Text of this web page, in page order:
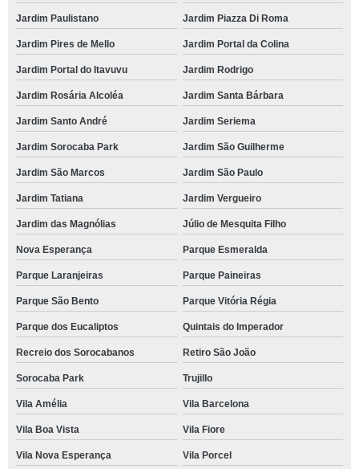
Jardim Paulistano Jardim Piazza Di Roma
Jardim Pires de Mello Jardim Portal da Colina
Jardim Portal do Itavuvu Jardim Rodrigo
Jardim Rosária Alcoléa Jardim Santa Bárbara
Jardim Santo André Jardim Seriema
Jardim Sorocaba Park Jardim São Guilherme
Jardim São Marcos Jardim São Paulo
Jardim Tatiana Jardim Vergueiro
Jardim das Magnólias Júlio de Mesquita Filho
Nova Esperança Parque Esmeralda
Parque Laranjeiras Parque Paineiras
Parque São Bento Parque Vitória Régia
Parque dos Eucaliptos Quintais do Imperador
Recreio dos Sorocabanos Retiro São João
Sorocaba Park Trujillo
Vila Amélia Vila Barcelona
Vila Boa Vista Vila Fiore
Vila Nova Esperança Vila Porcel